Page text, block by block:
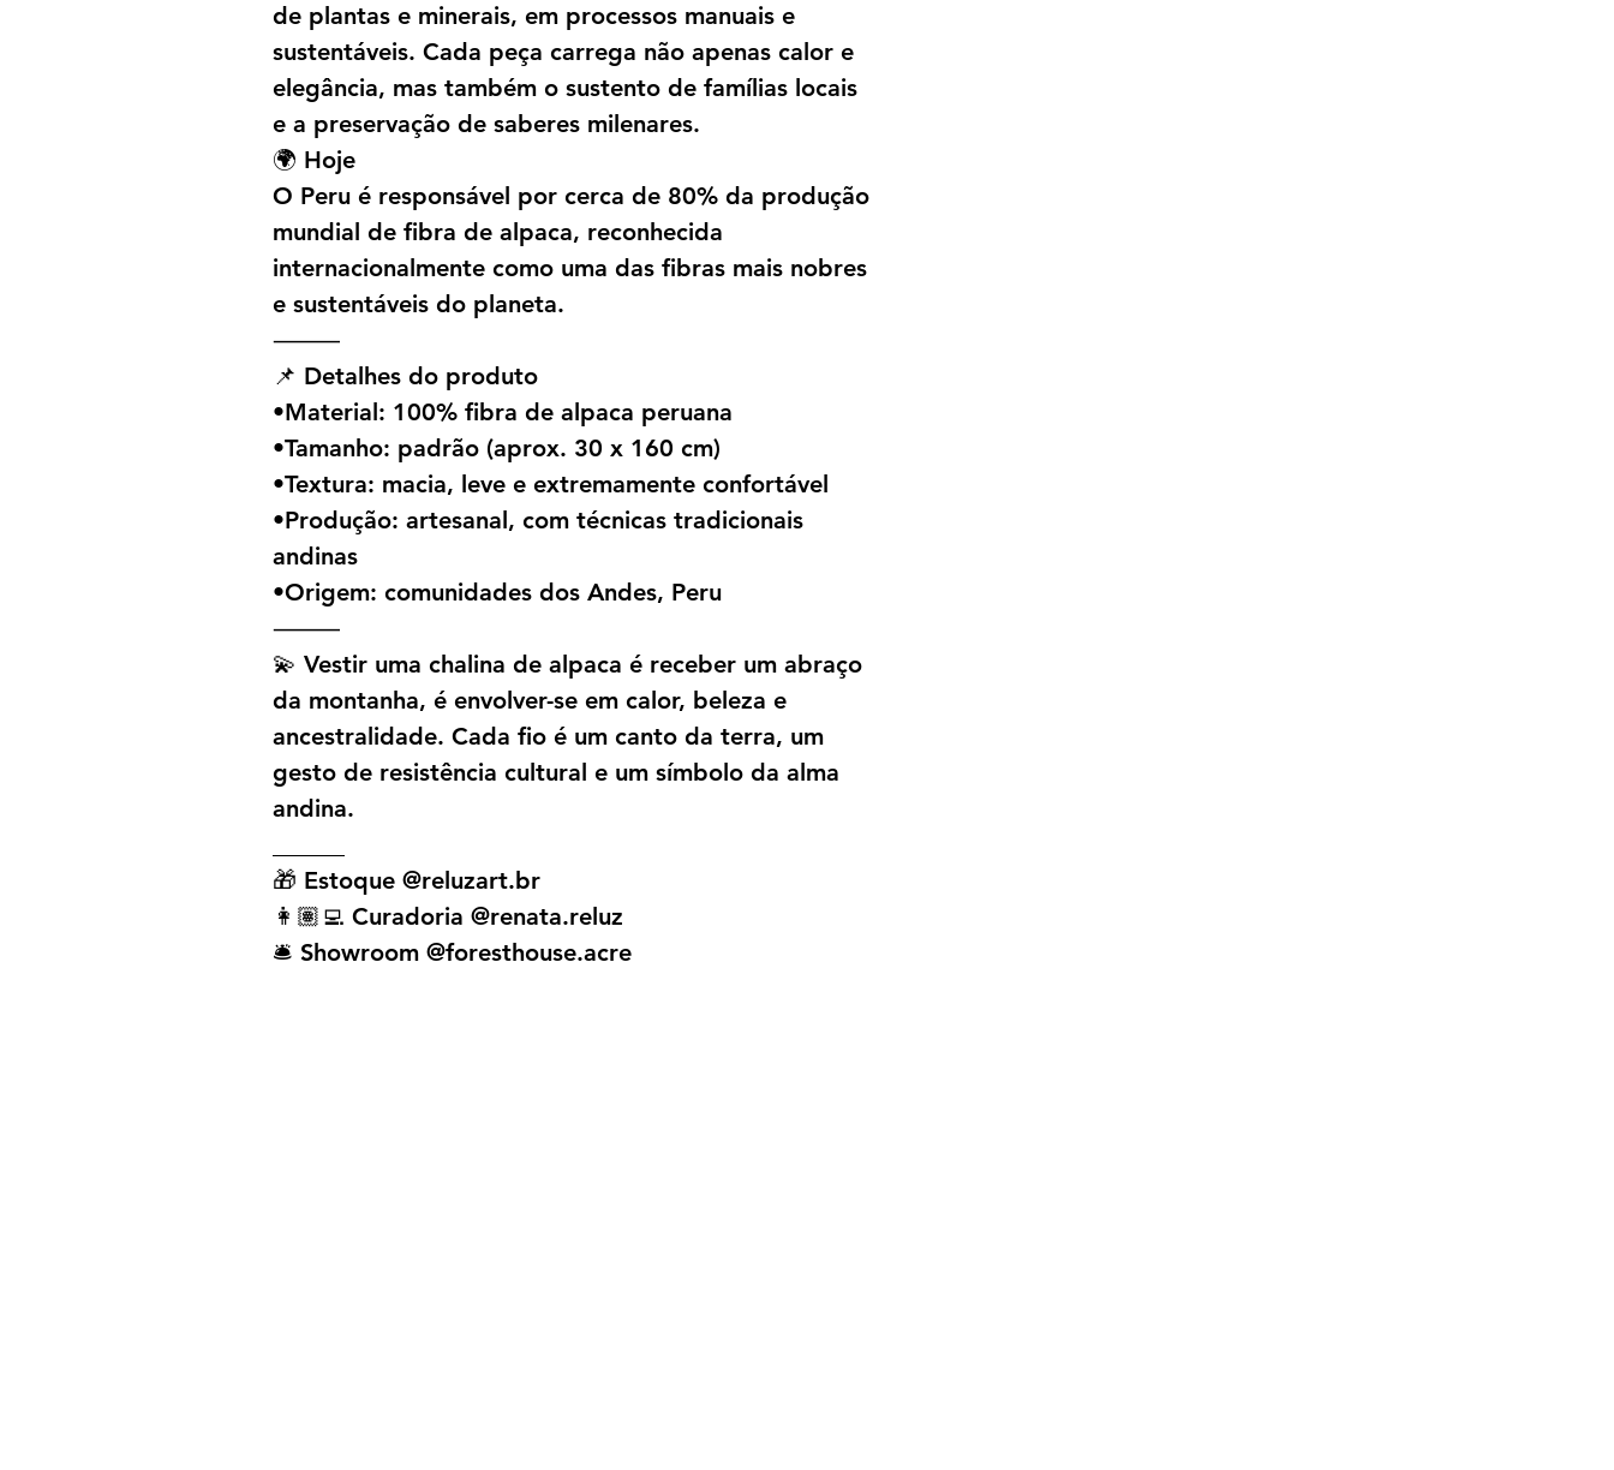
de plantas e minerais, em processos manuais e
sustentáveis. Cada peça carrega não apenas calor e
elegância, mas também o sustento de famílias locais
e a preservação de saberes milenares.
🌍 Hoje
O Peru é responsável por cerca de 80% da produção
mundial de fibra de alpaca, reconhecida
internacionalmente como uma das fibras mais nobres
e sustentáveis do planeta.
⸻
📌 Detalhes do produto
•Material: 100% fibra de alpaca peruana
•Tamanho: padrão (aprox. 30 x 160 cm)
•Textura: macia, leve e extremamente confortável
•Produção: artesanal, com técnicas tradicionais
andinas
•Origem: comunidades dos Andes, Peru
⸻
💫 Vestir uma chalina de alpaca é receber um abraço
da montanha, é envolver-se em calor, beleza e
ancestralidade. Cada fio é um canto da terra, um
gesto de resistência cultural e um símbolo da alma
andina.
🎁 Estoque @reluzart.br
👩🏽‍💻 Curadoria @renata.reluz
🛎️ Showroom @foresthouse.acre